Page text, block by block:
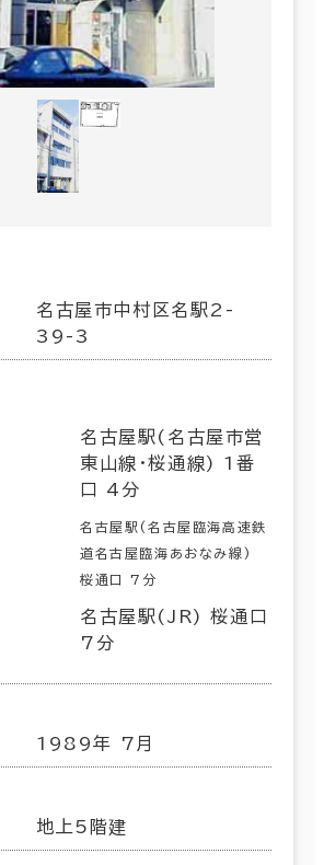
名古屋市中村区名駅2-
39-3
名古屋駅(名古屋市営
東山線･桜通線) 1番
口 4分
名古屋駅(名古屋臨海高速鉄
道名古屋臨海あおなみ線)
桜通口 7分
名古屋駅(JR) 桜通口
7分
1989年 7月
地上5階建